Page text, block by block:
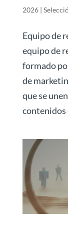
2026|
Equipo de
equipo de
formado
de
que se
contenidos